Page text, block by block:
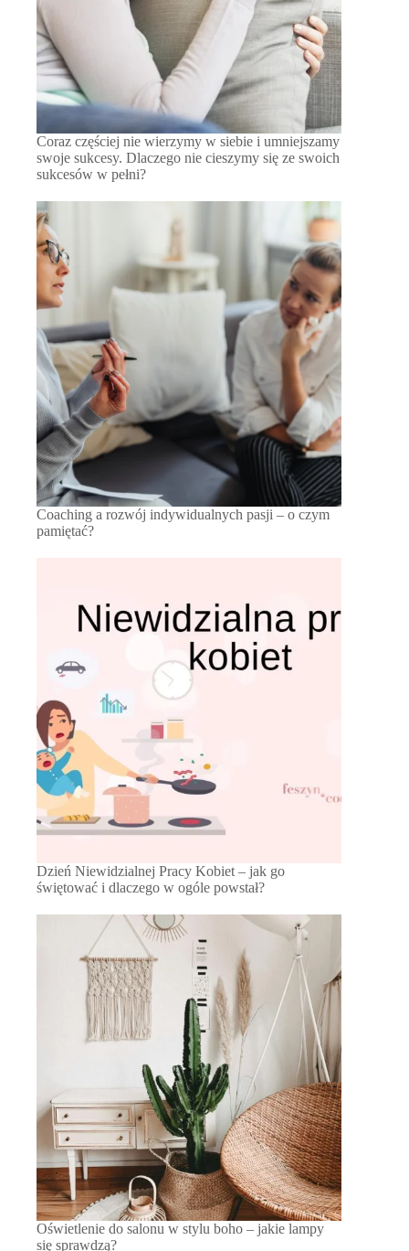
Coraz częściej nie wierzymy w siebie i umniejszamy
swoje sukcesy. Dlaczego nie cieszymy się ze swoich
sukcesów w pełni?
Coaching a rozwój indywidualnych pasji – o czym
pamiętać?
Dzień Niewidzialnej Pracy Kobiet – jak go
świętować i dlaczego w ogóle powstał?
Oświetlenie do salonu w stylu boho – jakie lampy
się sprawdzą?